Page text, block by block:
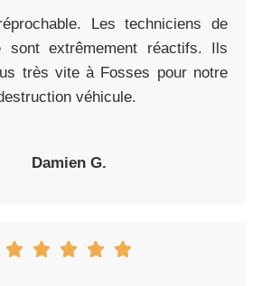
Les techniciens de
sont extrêmement réactifs. Ils
très vite à Fosses pour notre
véhicule.
Damien G.